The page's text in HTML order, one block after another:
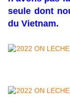
seule dont
du Vietnam.